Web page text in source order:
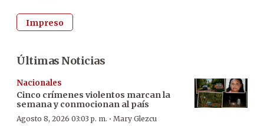
Impreso
Últimas Noticias
Nacionales
Cinco crímenes violentos marcan la
semana y conmocionan al país
Agosto 8, 2026 03:03 p. m. · Mary Glezcu